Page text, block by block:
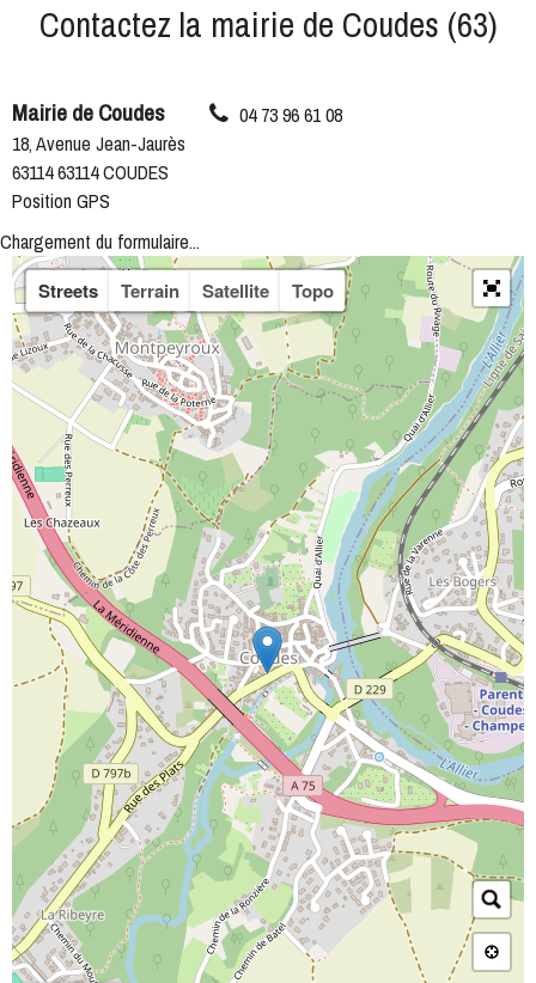
Contactez la mairie de Coudes (63)
Mairie de Coudes
18, Avenue Jean-Jaurès
63114 63114 COUDES
Position GPS
04 73 96 61 08
Chargement du formulaire...
Streets
Terrain Satellite Topo